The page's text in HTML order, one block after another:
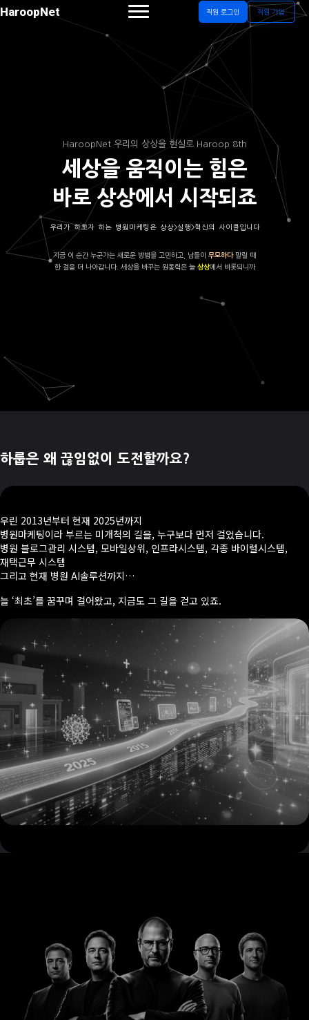
HaroopNet 직원 로그인 직원 가입
HaroopNet 우리의 상상을 현실로 Haroop 8th
세상을 움직이는 힘은
바로 상상에서 시작되죠
우리가 하고자 하는 병원마케팅은 상상>실행>혁신의 사이클입니다
지금 이 순간 누군가는 새로운 방법을 고민하고, 남들이 무모하다말릴 때
한 걸음 더 나아갑니다. 세상을 바꾸는 원동력은 늘 상상에서 비롯되니까
하룹은 왜 끊임없이 도전할까요?
우린 2013년부터 현재 2025년까지
병원마케팅이라 부르는 미개척의 길을, 누구보다 먼저 걸었습니다.
병원 블로그관리 시스템, 모바일상위, 인프라시스템, 각종 바이럴시스템,
재택근무 시스템
그리고 현재 병원 AI솔루션까지…
늘 ‘최초’를 꿈꾸며 걸어왔고, 지금도 그 길을 걷고 있죠.